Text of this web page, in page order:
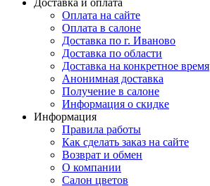
Доставка и оплата
Оплата на сайте
Оплата в салоне
Доставка по г. Иваново
Доставка по области
Доставка на конкретное время
Анонимная доставка
Получение в салоне
Информация о скидке
Информация
Правила работы
Как сделать заказ на сайте
Возврат и обмен
О компании
Салон цветов